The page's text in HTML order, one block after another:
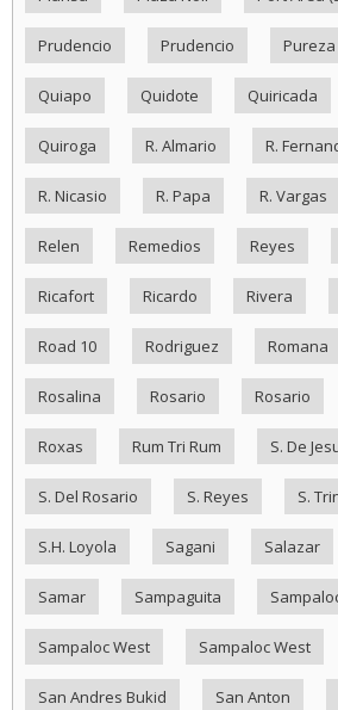
Prudencio Prudencio Pureza
Quiapo Quidote Quiricada
Quiroga R. Almario R.
R. Nicasio R. Papa R. Vargas
Relen Remedios Reyes
Ricafort Ricardo Rivera
Road 10 Rodriguez Romana
Rosalina Rosario Rosario
Roxas Rum Tri Rum S. De
S. Del Rosario S. Reyes S.
S.H. Loyola Sagani Salazar
Samar Sampaguita
Sampaloc West Sampaloc West
San Andres Bukid San Anton